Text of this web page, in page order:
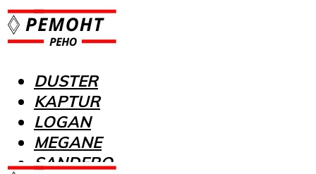
DUSTER
KAPTUR
LOGAN
MEGANE
SANDERO